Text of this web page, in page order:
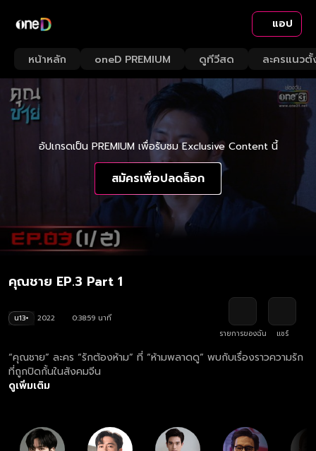
แอป
หน้าหลัก oneD PREMIUM ดูทีวีสด ละครแนวตั้
อัปเกรดเป็น PREMIUM เพื่อรับชม Exclusive Content นี้
สมัครเพื่อปลดล็อก
คุณชาย EP.3 Part 1
น13+ 2022
0:38:59 นาที
รายการของฉัน
แชร์
“คุณชาย” ละคร “รักต้องห้าม” ที่ “ห้ามพลาดดู” พบกับเรื่องราวความรัก
ที่ถูกปิดกั้นในสังคมจีน
ดูเพิ่มเติม